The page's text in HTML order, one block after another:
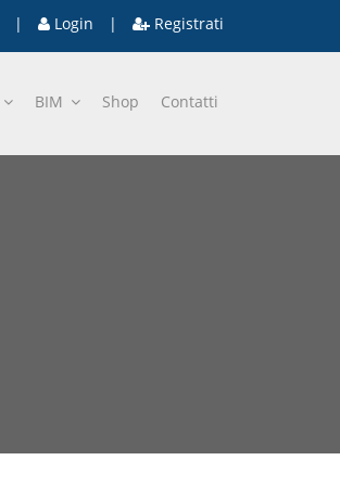
| Login | Registrati
BIM Shop Contatti